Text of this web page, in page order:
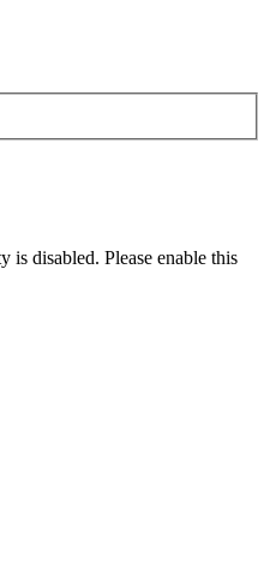
disabled. Please enable this